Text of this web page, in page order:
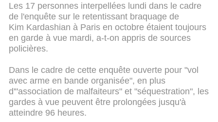
Les 17 personnes interpellées lundi dans le cadre
de l'enquête sur le retentissant braquage de
Kim Kardashian à Paris en octobre étaient toujours
en garde à vue mardi, a-t-on appris de sources
policières.
Dans le cadre de cette enquête ouverte pour "vol
avec arme en bande organisée", en plus
d'"association de malfaiteurs" et "séquestration", les
gardes à vue peuvent être prolongées jusqu'à
atteindre 96 heures.